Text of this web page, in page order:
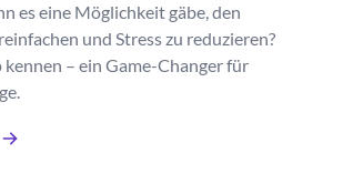
es eine Möglichkeit gäbe, den
und Stress zu reduzieren?
– ein Game-Changer für